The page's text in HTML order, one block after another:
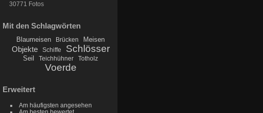
30771 Fotos
Mit den Schlagwörten
Blaumeisen Brücken Meisen
Objekte Schiffe Schlösser
Seil Teichhühner Totholz
Voerde
Erweitert
Am häufigsten angesehen
Am besten bewertet